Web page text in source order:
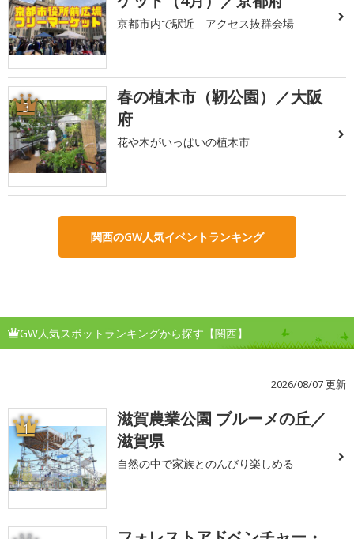
京都市内で駅近 アクセス抜群会場
3
春の植木市（靭公園）／大阪
府
花や木がいっぱいの植木市
関西のGW人気イベントランキング
GW人気スポットランキングから探す【関西】
2026/08/07 更新
1
滋賀農業公園 ブルーメの丘／
滋賀県
自然の中で家族とのんびり楽しめる